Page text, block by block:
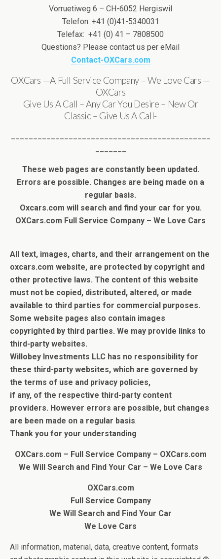
Vorruetiweg 6 – CH-6052 Hergiswil
Telefon: +41 (0)41-5340031
Telefax: +41 (0) 41 – 7808500
Questions? Please contact us per eMail
Contact-OXCars.com
OXCars —A Full Service Company – We Love Cars —
OXCars
Give Us A Call – Any Car You Desire – New Or
Classic – Give Us A Call-
These web pages are constantly been updated.
Errors are possible. Changes are being made on a
regular basis.
Oxcars.com will search and find your car for you.
OXCars.com Full Service Company – We Love Cars
All text, images, charts, and their arrangement on the
oxcars.com website, are protected by copyright and
other protective laws. The content of this website
must not be copied, distributed, altered, or made
available to third parties for commercial purposes.
Some website pages also contain images
copyrighted by third parties. We may provide links to
third-party websites.
Willobey Investments LLC has no responsibility for
these third-party websites, which are governed by
the terms of use and privacy policies,
if any, of the respective third-party content
providers. However errors are possible, but changes
are been made on a regular basis.
Thank you for your understanding
OXCars.com – Full Service Company – OXCars.com
We Will Search and Find Your Car – We Love Cars
OXCars.com
Full Service Company
We Will Search and Find Your Car
We Love Cars
All information, material, data, creative content, formats